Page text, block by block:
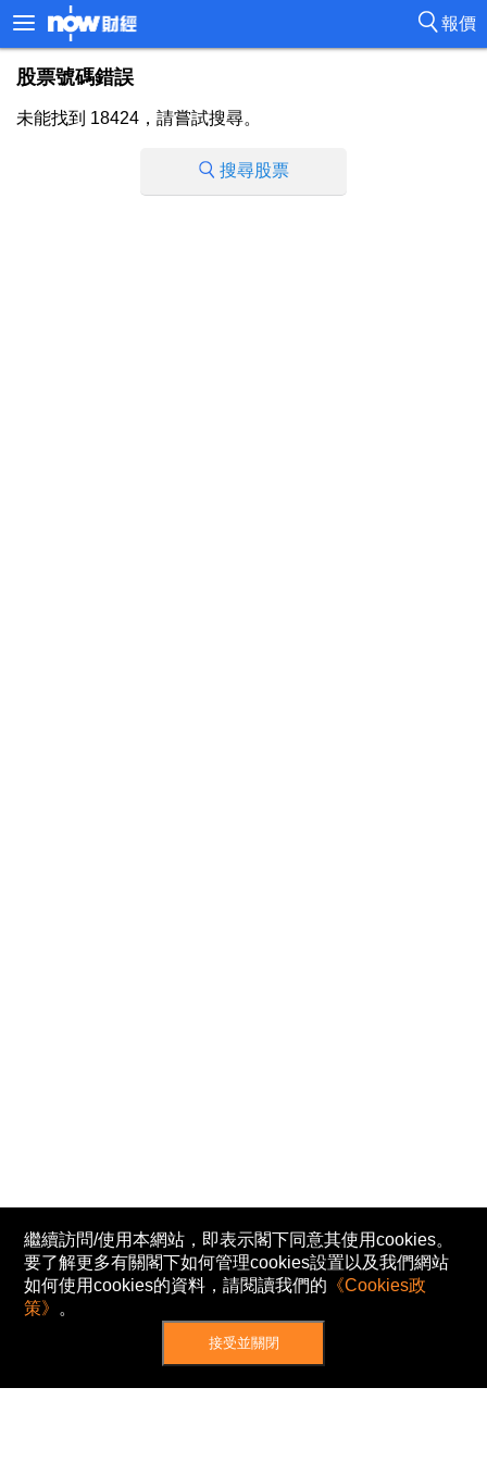
報價
股票號碼錯誤
未能找到 18424，請嘗試搜尋。
搜尋股票
繼續訪問/使用本網站，即表示閣下同意其使用cookies。
要了解更多有關閣下如何管理cookies設置以及我們網站
如何使用cookies的資料，請閱讀我們的 《Cookies政
策》 。
接受並關閉